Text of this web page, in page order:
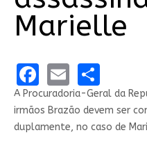
Marielle
Facebook
EmailShare
A Procuradoria-Geral da
irmãos Brazão devem ser
duplamente, no caso de